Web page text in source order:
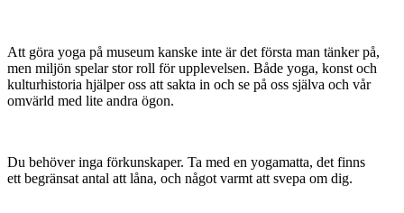
Att göra yoga på museum kanske inte är det första man tänker på,
men miljön spelar stor roll för upplevelsen. Både yoga, konst och
kulturhistoria hjälper oss att sakta in och se på oss själva och vår
omvärld med lite andra ögon.
Du behöver inga förkunskaper. Ta med en yogamatta, det finns
ett begränsat antal att låna, och något varmt att svepa om dig.